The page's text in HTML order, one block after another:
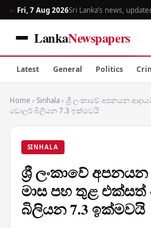
Fri, 7 Aug 2026Sri Lanka’s news,
LankaNewspapers
Latest General Politics
Home › Sinhala › ශ්‍රී ලංකාවේ අපනයන
ඩොලර් බිලියන 7.3 ඉක්මවයි
SINHALA
ශ්‍රී ලංකාවේ
මාස පහ තුළ
බිලියන 7.3 ඉක්මවයි